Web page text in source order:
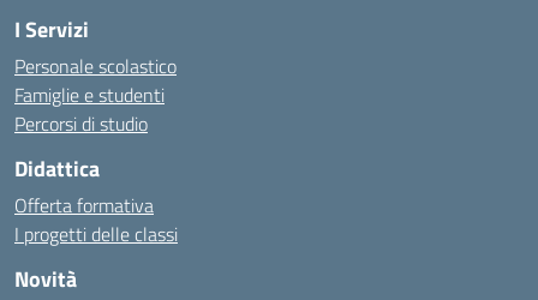
I Servizi
Personale scolastico
Famiglie e studenti
Percorsi di studio
Didattica
Offerta formativa
I progetti delle classi
Novità